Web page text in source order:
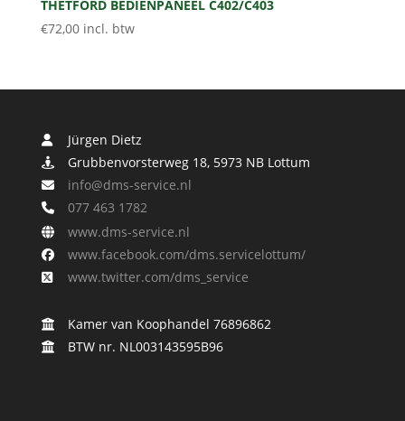
THETFORD BEDIENPANEEL C402/C403
€72,00 incl. btw
Jürgen Dietz
Grubbenvorsterweg 18, 5973 NB Lottum
info@dms-service.nl
077 463 1782
www.dms-service.nl
www.facebook.com/dms.servicelottum/
www.twitter.com/dms_service
Kamer van Koophandel 76896862
BTW nr. NL003143595B96